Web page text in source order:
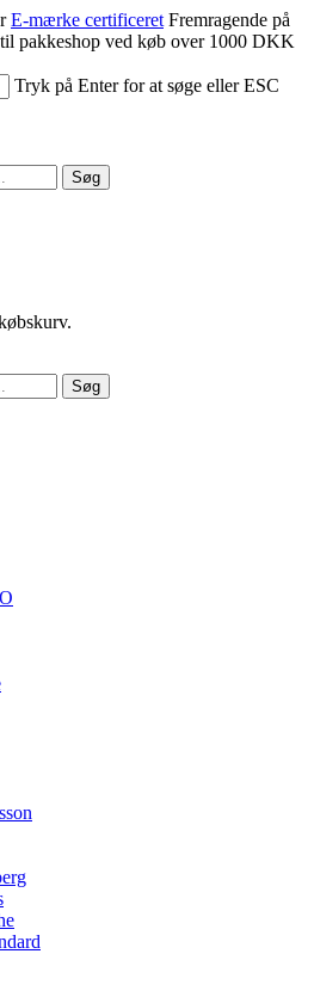
E-mærke certificeret Fremragende på
pakkeshop ved køb over 1000 DKK
Tryk på Enter for at søge eller ESC
Søg
Søg